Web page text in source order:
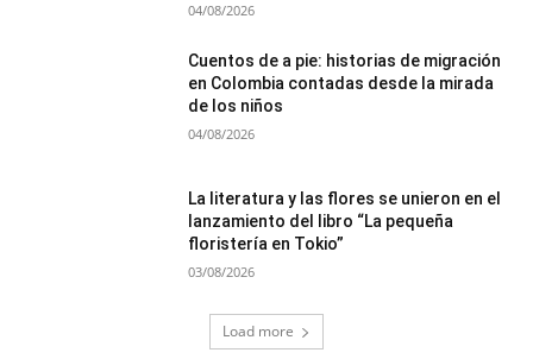
04/08/2026
Cuentos de a pie: historias de migración
en Colombia contadas desde la mirada
de los niños
04/08/2026
La literatura y las flores se unieron en el
lanzamiento del libro “La pequeña
floristería en Tokio”
03/08/2026
Load more